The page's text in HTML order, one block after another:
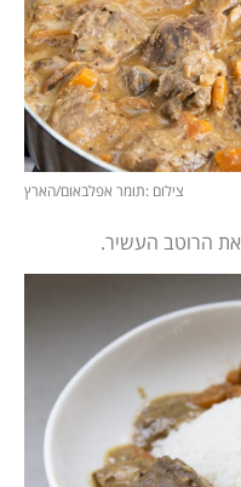
צילום :תומר אפלבאום/הארץ
את הרוטב העשיר.